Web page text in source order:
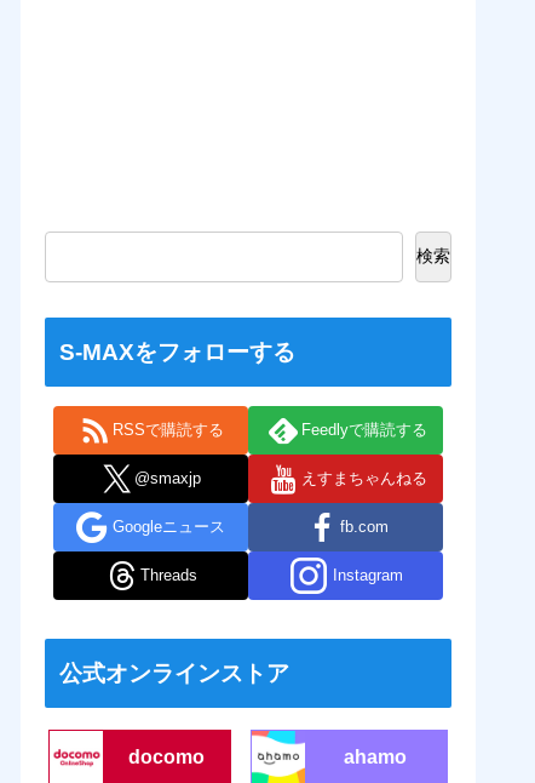
検索
S-MAXをフォローする
RSSで購読する Feedlyで購読する
@smaxjp えすまちゃんねる
Googleニュース fb.com
Threads Instagram
公式オンラインストア
docomo ahamo